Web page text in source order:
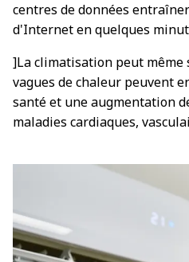
centres de données
d'Internet en quelques
]La climatisation peut même
vagues de chaleur peuvent
santé et une augmentation
maladies cardiaques,